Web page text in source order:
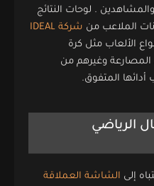
. لوحات النتائج
شركة IDEAL
الألعاب مثل كرة
المصارعة وغيرهم من
أدائها المتفوق.
الرياضي
إلى الشاشة العملاقة